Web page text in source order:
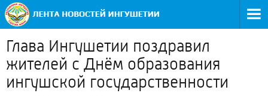
Глава Ингушетии поздравил
жителей с Днём образования
ингушской государственности